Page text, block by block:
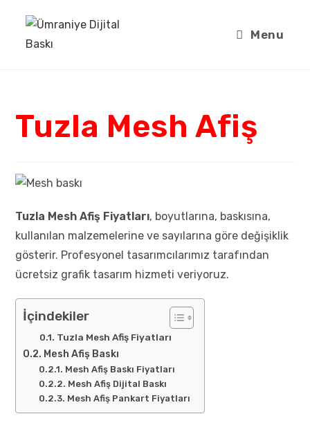
Menu
Tuzla Mesh Afiş
Tuzla Mesh Afiş Fiyatları, boyutlarına, baskısına,
kullanılan malzemelerine ve sayılarına göre değişiklik
gösterir. Profesyonel tasarımcılarımız tarafından
ücretsiz grafik tasarım hizmeti veriyoruz.
İçindekiler
Tuzla Mesh Afiş Fiyatları
Mesh Afiş Baskı
Mesh Afiş Baskı Fiyatları
Mesh Afiş Dijital Baskı
Mesh Afiş Pankart Fiyatları